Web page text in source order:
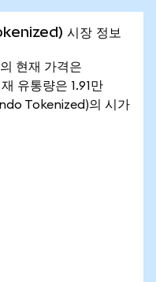
시장 정보
현재 가격은
유통량은 1.91만
Tokenized)의 시가